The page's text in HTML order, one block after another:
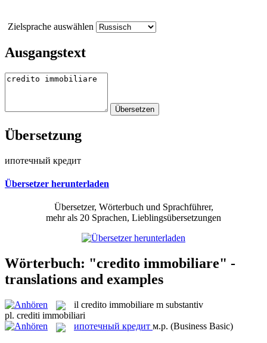
Zielsprache auswählen
Ausgangstext
Übersetzung
ипотечный кредит
Übersetzer herunterladen
Übersetzer, Wörterbuch und Sprachführer,
mehr als 20 Sprachen, Lieblingsübersetzungen
Wörterbuch: "credito immobiliare" -
translations and examples
il credito immobiliare m substantiv
pl. crediti immobiliari
ипотечный кредит м.р. (Business Basic)